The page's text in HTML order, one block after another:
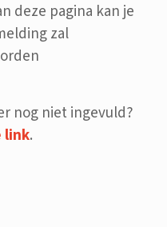
deze pagina kan je
zal
nog niet ingevuld?
link.